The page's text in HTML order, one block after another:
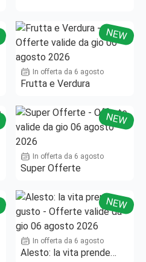
NEW
In offerta da 6 agosto
Frutta e Verdura
NEW
In offerta da 6 agosto
Super Offerte
NEW
In offerta da 6 agosto
Alesto: la vita prende